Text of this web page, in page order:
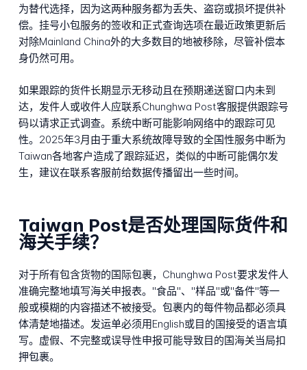
为替代选择，因为这两种服务都为丢失、盗窃或损坏提供补
偿。挂号小包服务的签收和正式查询选项在最近政策更新后
对除Mainland China外的大多数目的地被移除，尽管补偿本
身仍然可用。
如果跟踪的货件长期显示无移动且在预期递送窗口内未到
达，发件人或收件人应联系Chunghwa Post客服提供跟踪号
码以请求正式调查。系统中断可能影响网络中的跟踪可见
性。2025年3月由于重大系统故障导致的全国性服务中断为
Taiwan各地客户造成了跟踪延迟，类似的中断可能偶尔发
生，建议在联系客服前给数据传播留出一些时间。
Taiwan Post是否处理国际货件和
海关手续？
对于所有包含货物的国际包裹，Chunghwa Post要求发件人
准确完整地填写海关申报表。"食品"、"样品"或"备件"等一
般或模糊的内容描述不被接受。包裹内的每件物品都必须具
体清楚地描述。发运单必须用English或目的国接受的语言填
写。虚假、不完整或误导性申报可能导致目的国海关当局扣
押包裹。